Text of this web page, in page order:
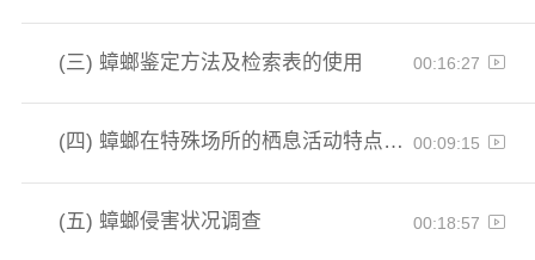
(三) 蟑螂鉴定方法及检索表的使用 00:16:27
(四) 蟑螂在特殊场所的栖息活动特点和部位 00:09:15
(五)蟑螂侵害状况调查 00:18:57